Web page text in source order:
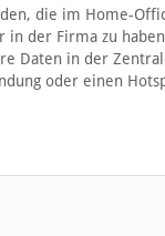
die im Home-
in der Firma zu
Daten in der
oder einen